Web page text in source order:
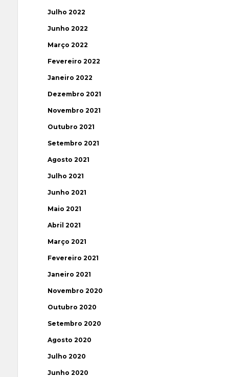
Julho 2022
Junho 2022
Março 2022
Fevereiro 2022
Janeiro 2022
Dezembro 2021
Novembro 2021
Outubro 2021
Setembro 2021
Agosto 2021
Julho 2021
Junho 2021
Maio 2021
Abril 2021
Março 2021
Fevereiro 2021
Janeiro 2021
Novembro 2020
Outubro 2020
Setembro 2020
Agosto 2020
Julho 2020
Junho 2020